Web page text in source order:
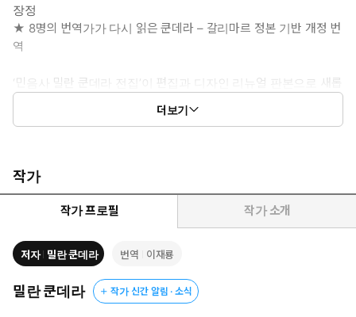
장정
★ 8명의 번역가가 다시 읽은 쿤데라 – 갈리마르 정본 기반 개정 번
역
‘민음사 밀란 쿤데라 전집’이 편집과 디자인 리뉴얼 판본으로 새롭
게 출간되었다. 소설 10작품, 비평 및 에세이 4작품, 희곡 1작품으
로, 모두 합해 약 5,200쪽, 원고지 23,000여 매에 달하는 쿤데라
권의 전집 구성은 밀란 쿤데라와 직접 논의하며 확정했고, 쿤데라
가 유일한 정본으로 인정한 프랑스 갈리마르 출판사 판본을 저본
으로 새롭게 번역, 출간했다. 2026년 리커버 전집은 8명의 번역
가가 쿤데라의 대표작을 다시 읽고 개정한 번역을 밀란 쿤데라가
직접 그린 그림으로 디자인한 가볍고 친근한 장정에 담았다.
■ ‘20세기의 걸작’으로 평가받는 밀란 쿤데라의 대표작
더보기
작가
작가 프로필 작가 소개
저자 밀란 쿤데라 번역 이재룡
밀란 쿤데라 작가 신간 알림 · 소식